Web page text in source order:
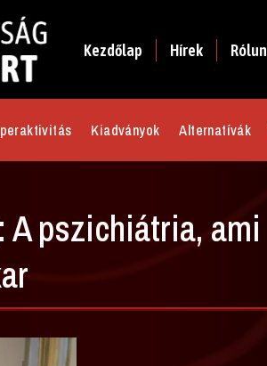
Kezdőlap Hírek
Kiadványok Alternatívák
pszichiátria, ami